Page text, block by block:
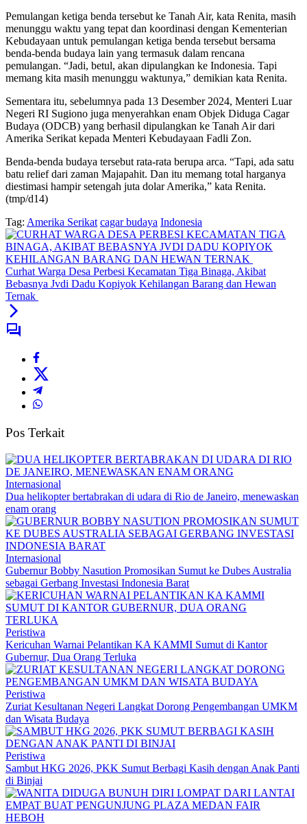
Pemulangan ketiga benda tersebut ke Tanah Air, kata Renita, masih
menunggu waktu yang tepat dan koordinasi dengan Kementerian
Kebudayaan untuk pemulangan ketiga benda tersebut bersama
benda-benda budaya lain yang termasuk dalam rencana
pemulangan. “Jadi, betul, akan dipulangkan ke Indonesia. Tapi
memang kita masih menunggu waktunya,” demikian kata Renita.
Sementara itu, sebelumnya pada 13 Desember 2024, Menteri Luar
Negeri RI Sugiono juga menyerahkan enam Objek Diduga Cagar
Budaya (ODCB) yang berhasil dipulangkan ke Tanah Air dari
Amerika Serikat kepada Menteri Kebudayaan Fadli Zon.
Benda-benda budaya tersebut rata-rata berupa arca. “Tapi, ada satu
batu relief dari zaman Majapahit. Dan itu memang total harganya
diestimasi hampir setengah juta dolar Amerika,” kata Renita.
(tmp/d14)
Tag: Amerika Serikat cagar budaya Indonesia
Curhat Warga Desa Perbesi Kecamatan Tiga Binaga, Akibat
Bebasnya Jvdi Dadu Kopiyok Kehilangan Barang dan Hewan
Ternak
Pos Terkait
Internasional
Dua helikopter bertabrakan di udara di Rio de Janeiro, menewaskan
enam orang
Internasional
Gubernur Bobby Nasution Promosikan Sumut ke Dubes Australia
sebagai Gerbang Investasi Indonesia Barat
Peristiwa
Kericuhan Warnai Pelantikan KA KAMMI Sumut di Kantor
Gubernur, Dua Orang Terluka
Peristiwa
Zuriat Kesultanan Negeri Langkat Dorong Pengembangan UMKM
dan Wisata Budaya
Peristiwa
Sambut HKG 2026, PKK Sumut Berbagi Kasih dengan Anak Panti
di Binjai